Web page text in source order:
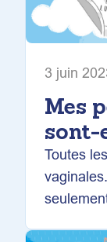
3 juin
Mes
sont-
Toutes